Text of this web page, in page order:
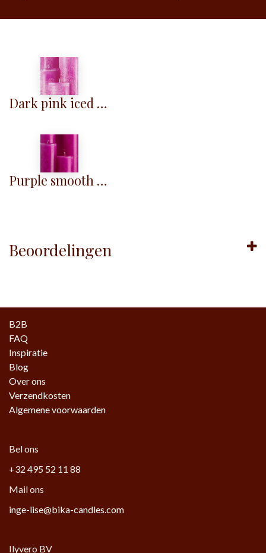
Dark pink iced - KM062
Purple smooth - KG084
Beoordelingen
B2B
FAQ
Inspiratie
Blog
Over ons
Verzendkosten
Algemene voorwaarden
Bel ons
+32 495 52 11 88
Mail ons
inge-lise@bika-candles.com
Ilyvero BV